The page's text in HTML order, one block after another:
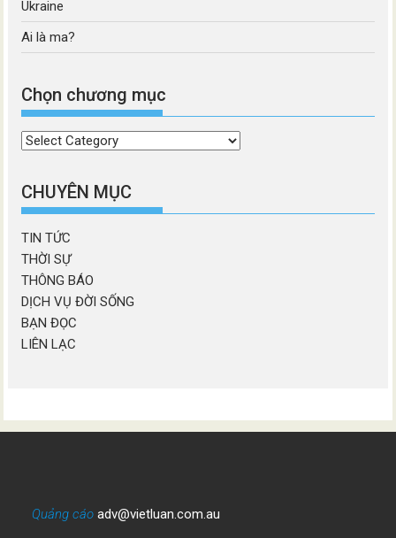
Ukraine
Ai là ma?
Chọn chương mục
Chọn
mục
CHUYÊN MỤC
TIN TỨC
THỜI SỰ
THÔNG BÁO
DỊCH VỤ ĐỜI SỐNG
BẠN ĐỌC
LIÊN LẠC
Quảng cáo adv@vietluan.com.au